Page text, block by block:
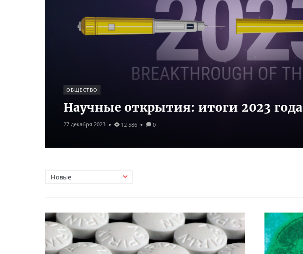
ОБЩЕСТВО
Научные открытия: итоги 2023 года
27 декабря 2023 12 586 0
Новые